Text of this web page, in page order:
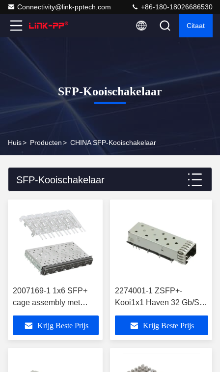
Connectivity@link-pptech.com +86-180-18026686530
Citaat
SFP-Kooischakelaar
Huis> Producten> CHINA SFP-Kooischakelaar
SFP-Kooischakelaar
2007169-1 1x6 SFP+
cage assembly met
lichtpijp en EMI gasket
Krijg Beste Prijs
2274001-1 ZSFP+-
Kooi1x1 Haven 32 Gb/S-
Perspasvorm zet op
Krijg Beste Prijs